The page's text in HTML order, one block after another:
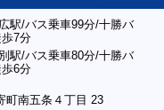
駅/バス乗車99分/十勝バ
7分
駅/バス乗車80分/十勝バ
6分
町南五条４丁目 23